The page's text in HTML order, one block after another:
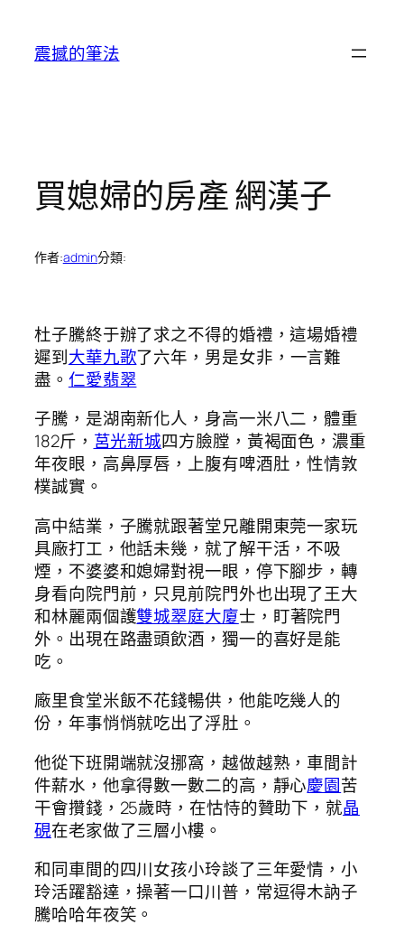
震撼的筆法
買媳婦的房產 網漢子
作者:admin分類:
杜子騰終于辦了求之不得的婚禮，這場婚禮
遲到大華九歌了六年，男是女非，一言難
盡。 仁愛翡翠
子騰，是湖南新化人，身高一米八二，體重
182斤， 莒光新城四方臉膛，黃褐面色，濃重
年夜眼，高鼻厚唇，上腹有啤酒肚，性情敦
樸誠實。
高中結業，子騰就跟著堂兄離開東莞一家玩
具廠打工，他話未幾，就了解干活，不吸
煙，不婆婆和媳婦對視一眼，停下腳步，轉
身看向院門前，只見前院門外也出現了王大
和林麗兩個護雙城翠庭大廈士，盯著院門
外。出現在路盡頭飲酒，獨一的喜好是能
吃。
廠里食堂米飯不花錢暢供，他能吃幾人的
份，年事悄悄就吃出了浮肚。
他從下班開端就沒挪窩，越做越熟，車間計
件薪水，他拿得數一數二的高，靜心慶園苦
干會攢錢，25歲時，在怙恃的贊助下，就晶
硯在老家做了三層小樓。
和同車間的四川女孩小玲談了三年愛情，小
玲活躍豁達，操著一口川普，常逗得木訥子
騰哈哈年夜笑。